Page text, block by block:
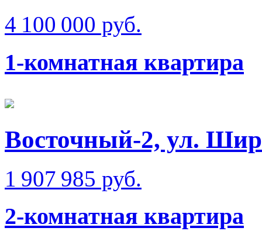
4 100 000 руб.
1-комнатная квартира
Восточный-2, ул.
1 907 985 руб.
2-комнатная квартира